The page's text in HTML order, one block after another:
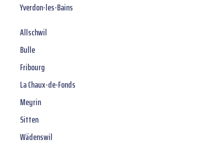
Yverdon-les-Bains
Allschwil
Bulle
Fribourg
La Chaux-de-Fonds
Meyrin
Sitten
Wädenswil